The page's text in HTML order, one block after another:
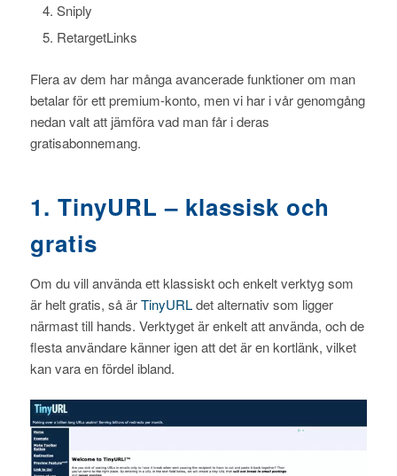
Sniply
RetargetLinks
Flera av dem har många avancerade funktioner om man
betalar för ett premium-konto, men vi har i vår genomgång
nedan valt att jämföra vad man får i deras
gratisabonnemang.
1. TinyURL – klassisk och
gratis
Om du vill använda ett klassiskt och enkelt verktyg som
är helt gratis, så ärTinyURLdet alternativ som ligger
närmast till hands. Verktyget är enkelt att använda, och de
flesta användare känner igen att det är en kortlänk, vilket
kan vara en fördel ibland.